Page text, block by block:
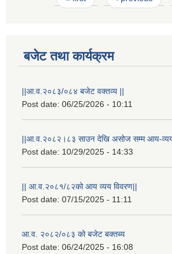
बजेट तथा कार्यक्रम
||आ.व.२०८३/०८४ बजेट वक्तव्य ||
Post date: 06/25/2026 - 10:11
||आ.व.२०८२।८३ साउन देखि असोज सम्म आय-
Post date: 10/29/2025 - 14:33
|| आ.व.२०८१/८२को आय व्यय विवरण||
Post date: 07/15/2025 - 11:11
आ.व. २०८२/०८३ को बजेट बक्तब्य
Post date: 06/24/2025 - 16:08